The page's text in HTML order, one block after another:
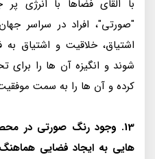
با القای فضاها با
"صورتی"، افراد در سراسر
اشتیاق، خلاقیت و اشتیاق
شوند و انگیزه آن ها را
کرده و آن ها را به سمت
13. وجود رنگ صورتی در
هایی به ایجاد فضایی